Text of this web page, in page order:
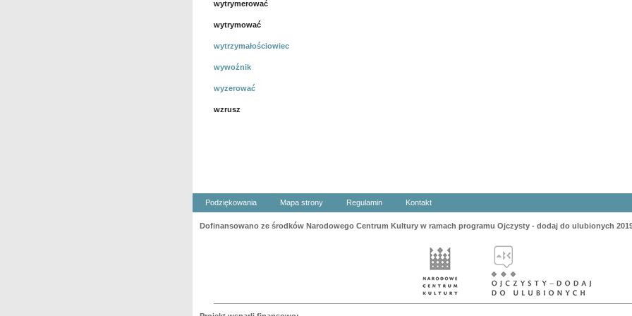
wytrymerować
wytrymować
wytrzymałościowiec
wywoźnik
wyzerować
wzrusz
Podziękowania Mapa strony Regulamin Kontakt
Dofinansowano ze środków Narodowego Centrum Kultury w ramach programu Ojczysty - dodaj do ulubionych